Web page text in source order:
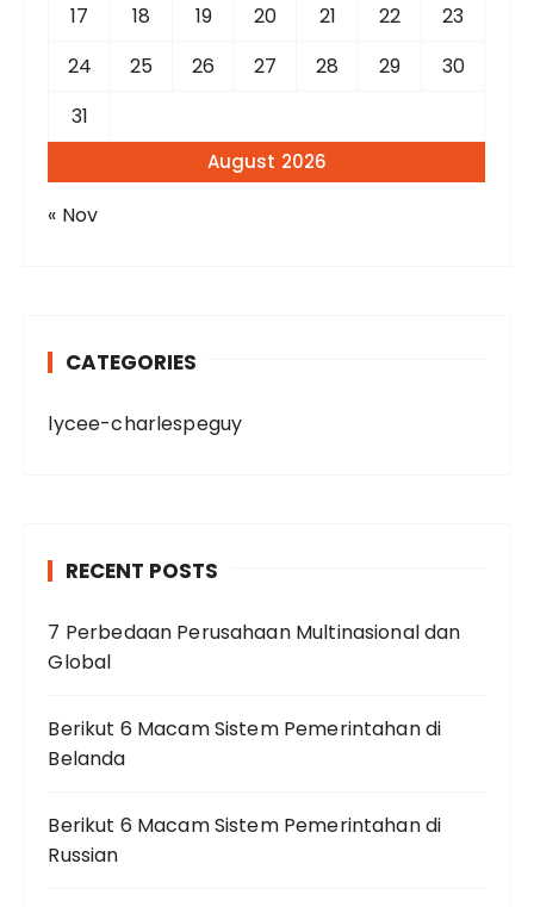
August 2026
17
18 19 20 21 22
23
24
25 26 27 28 29
30
31
« Nov
CATEGORIES
lycee-charlespeguy
RECENT POSTS
7 Perbedaan Perusahaan Multinasional dan
Global
Berikut 6 Macam Sistem Pemerintahan di
Belanda
Berikut 6 Macam Sistem Pemerintahan di
Russian